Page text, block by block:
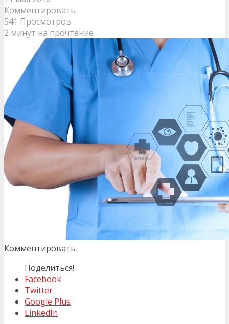
Комментировать
541 Просмотров
2 минут на прочтение
Комментировать
Поделиться!
Facebook
Twitter
Google Plus
LinkedIn